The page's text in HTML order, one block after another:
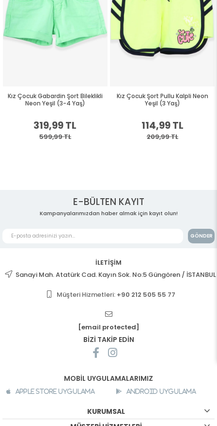
Kız Çocuk Gabardin Şort Bileklikli
Neon Yeşil (3-4 Yaş)
319,99 TL
599,99 TL
Kız Çocuk Şort Pullu Kalpli Neon
Yeşil (3 Yaş)
114,99 TL
209,99 TL
E-BÜLTEN KAYIT
Kampanyalarımızdan haber almak için kayıt olun!
GÖNDER
İLETİŞİM
Sanayi Mah. Atatürk Cad. Kayın Sok. No:5 Güngören / İSTANBUL
Müşteri Hizmetleri: +90 212 505 55 77
[email protected]
BİZİ TAKİP EDİN
MOBİL UYGULAMALARIMIZ
Apple Store Uygulama Android Uygulama
KURUMSAL